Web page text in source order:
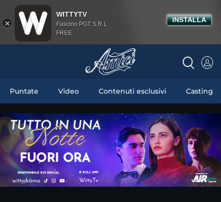
Puntate Video Contenuti esclusivi Casting
WITTYTV
Fascino PGT S.R.L
FREE
INSTALLA